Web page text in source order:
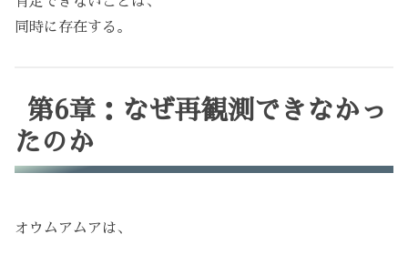
同時に存在する。
第6章：なぜ再観測できなかっ
たのか
オウムアムアは、